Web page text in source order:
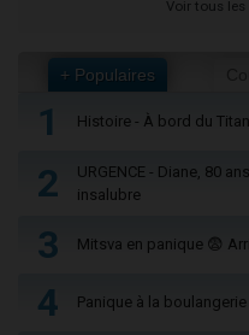
Voir tous les
+ Populaires
1 Histoire - À bord du
2
URGENCE - Diane, 80
insalubre
3 Mitsva en panique 😨
4 Panique à la